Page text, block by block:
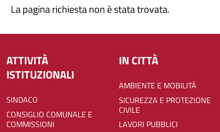
La pagina richiesta non è stata trovata.
ATTIVITÀ
ISTITUZIONALI
SINDACO
CONSIGLIO COMUNALE E
COMMISSIONI
IN CITTÀ
AMBIENTE E MOBILITÀ
SICUREZZA E PROTEZIONE
CIVILE
LAVORI PUBBLICI